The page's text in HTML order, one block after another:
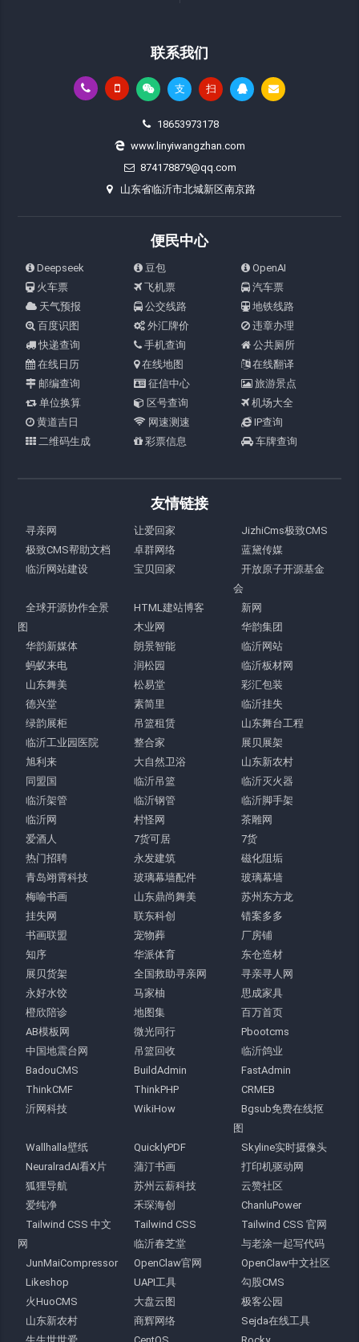
联系我们
支 扫
18653973178
www.linyiwangzhan.com
874178879@qq.com
山东省临沂市北城新区南京路
便民中心
Deepseek 豆包
OpenAI
火车票
飞机票
汽车票
天气预报
公交线路
地铁线路
百度识图
外汇牌价
违章办理
快递查询
手机查询
公共厕所
在线日历
在线地图
在线翻译
邮编查询
征信中心
旅游景点
单位换算
区号查询
机场大全
黄道吉日
网速测速
IP查询
二维码生成
彩票信息 车牌查询
友情链接
寻亲网 让爱回家
JizhiCms极致CMS
极致CMS帮助文档
卓群网络
蓝黛传媒
临沂网站建设
宝贝回家
开放原子开源基金
会
全球开源协作全景
图
HTML建站博客
新网
木业网
华韵集团
华韵新媒体
朗景智能
临沂网站
蚂蚁来电
润松园
临沂板材网
山东舞美
松易堂
彩汇包装
德兴堂
素简里
临沂挂失
绿韵展柜
吊篮租赁
山东舞台工程
临沂工业园医院
整合家
展贝展架
旭利来
大自然卫浴
山东新农村
同盟国
临沂吊篮
临沂灭火器
临沂架管
临沂钢管
临沂脚手架
临沂网
村怪网
茶雕网
爱酒人
7货可居
7货
热门招聘
永发建筑
磁化阻垢
青岛翊霄科技
玻璃幕墙配件
玻璃幕墙
梅喻书画
山东鼎尚舞美
苏州东方龙
挂失网
联东科创
错案多多
书画联盟
宠物葬
厂房铺
知序
华派体育
东仓造材
展贝货架
全国救助寻亲网
寻亲寻人网
永好水饺
马家柚
思成家具
橙欣陪诊
地图集
百万首页
AB模板网
微光同行
Pbootcms
中国地震台网
吊篮回收
临沂鸽业
BadouCMS
BuildAdmin
FastAdmin
ThinkCMF
ThinkPHP
CRMEB
沂网科技
WikiHow
Bgsub免费在线抠
图
Wallhalla壁纸
QuicklyPDF
Skyline实时摄像头
NeuralradAI看X片
蒲汀书画
打印机驱动网
狐狸导航
苏州云薪科技
云赞社区
爱纯净
禾琛海创
ChanluPower
Tailwind CSS 中文
网
Tailwind CSS
Tailwind CSS 官网
临沂春芝堂
与老涂一起写代码
JunMaiCompressor
OpenClaw官网
OpenClaw中文社区
Likeshop
UAPI工具
勾股CMS
火HuoCMS
大盘云图
极客公园
山东新农村
商辉网络
Sejda在线工具